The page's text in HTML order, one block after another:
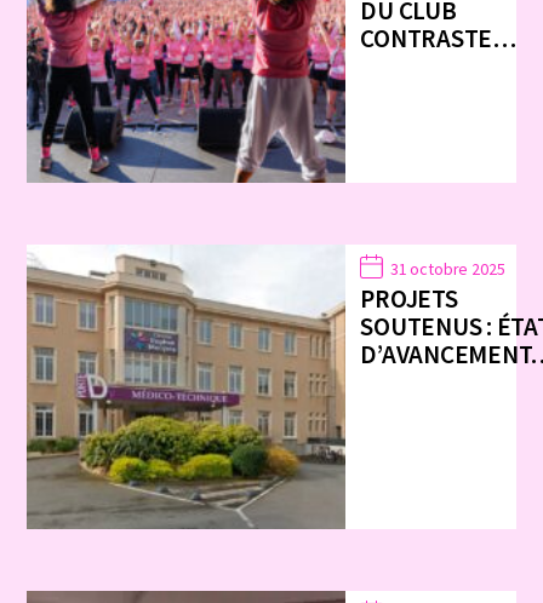
DU CLUB
CONTRASTE…
31 octobre 2025
PROJETS
SOUTENUS :